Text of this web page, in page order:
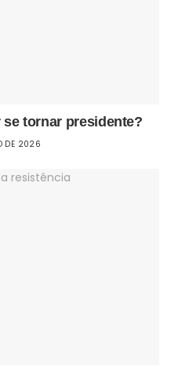
se tornar presidente?
DE 2026